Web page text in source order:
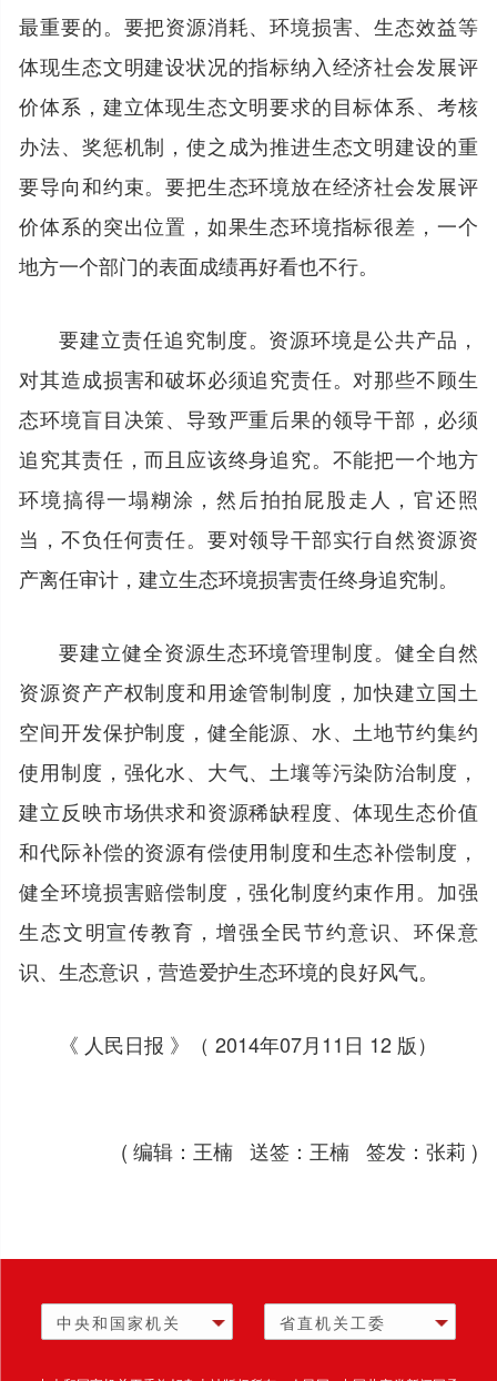
最重要的。要把资源消耗、环境损害、生态效益等
体现生态文明建设状况的指标纳入经济社会发展评
价体系，建立体现生态文明要求的目标体系、考核
办法、奖惩机制，使之成为推进生态文明建设的重
要导向和约束。要把生态环境放在经济社会发展评
价体系的突出位置，如果生态环境指标很差，一个
地方一个部门的表面成绩再好看也不行。
要建立责任追究制度。资源环境是公共产品，
对其造成损害和破坏必须追究责任。对那些不顾生
态环境盲目决策、导致严重后果的领导干部，必须
追究其责任，而且应该终身追究。不能把一个地方
环境搞得一塌糊涂，然后拍拍屁股走人，官还照
当，不负任何责任。要对领导干部实行自然资源资
产离任审计，建立生态环境损害责任终身追究制。
要建立健全资源生态环境管理制度。健全自然
资源资产产权制度和用途管制制度，加快建立国土
空间开发保护制度，健全能源、水、土地节约集约
使用制度，强化水、大气、土壤等污染防治制度，
建立反映市场供求和资源稀缺程度、体现生态价值
和代际补偿的资源有偿使用制度和生态补偿制度，
健全环境损害赔偿制度，强化制度约束作用。加强
生态文明宣传教育，增强全民节约意识、环保意
识、生态意识，营造爱护生态环境的良好风气。
《 人民日报 》（ 2014年07月11日 12 版）
( 编辑：王楠 送签：王楠 签发：张莉 )
中央和国家机关 省直机关工委